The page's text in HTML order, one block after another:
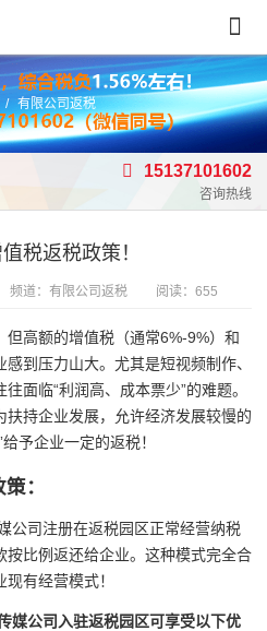
/ 有限公司返税
15137101602
咨询热线
税返税政策！
频道： 有限公司返税 阅读：655
高额的增值税（通常6%-9%）和
到压力山大。尤其是短视频制作、
面临“利润高、成本票少”的难题。
持企业发展，允许经济发展较慢的
予企业一定的返税！
：
司注册在返税园区正常经营纳税
按比例返还给企业。这种模式完全合
有经营模式！
媒公司入驻返税园区可享受以下优